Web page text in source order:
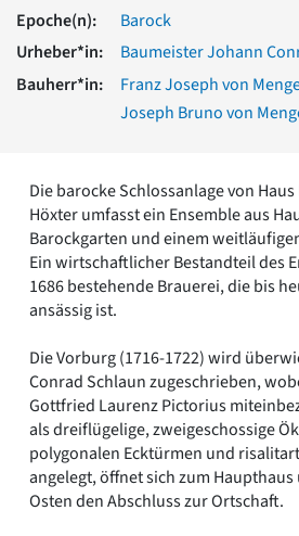
Romanik
Vorromanik
Römische Antike
Über uns
Über baukunst-nrw
Freunde & Förderer
Kontakt
Impressum
Datenschutz
Suchbegriff eingeben
Epoche(n):
Barock
Urheber*in:
Baumeister Johann
Bauherr*in:
Franz Joseph von
Joseph Bruno von
Die barocke Schlossanlage von
Höxter umfasst ein Ensemble aus
Barockgarten und einem
Ein wirtschaftlicher Bestandteil des
1686 bestehende Brauerei, die bis
ansässig ist.
Die Vorburg (1716-1722) wird
Conrad Schlaun zugeschrieben,
Gottfried Laurenz Pictorius
als dreiflügelige, zweigeschossige
polygonalen Ecktürmen und
angelegt, öffnet sich zum
Osten den Abschluss zur Ortschaft.